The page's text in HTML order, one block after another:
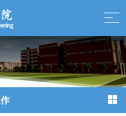
报道、足球篮球资讯